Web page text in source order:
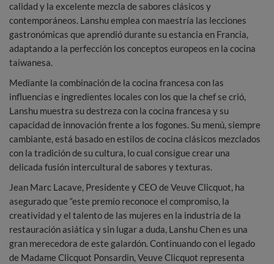
calidad y la excelente mezcla de sabores clásicos y
contemporáneos. Lanshu emplea con maestría las lecciones
gastronómicas que aprendió durante su estancia en Francia,
adaptando a la perfección los conceptos europeos en la cocina
taiwanesa.
Mediante la combinación de la cocina francesa con las
influencias e ingredientes locales con los que la chef se crió,
Lanshu muestra su destreza con la cocina francesa y su
capacidad de innovación frente a los fogones. Su menú, siempre
cambiante, está basado en estilos de cocina clásicos mezclados
con la tradición de su cultura, lo cual consigue crear una
delicada fusión intercultural de sabores y texturas.
Jean Marc Lacave, Presidente y CEO de Veuve Clicquot, ha
asegurado que “este premio reconoce el compromiso, la
creatividad y el talento de las mujeres en la industria de la
restauración asiática y sin lugar a duda, Lanshu Chen es una
gran merecedora de este galardón. Continuando con el legado
de Madame Clicquot Ponsardin, Veuve Clicquot representa